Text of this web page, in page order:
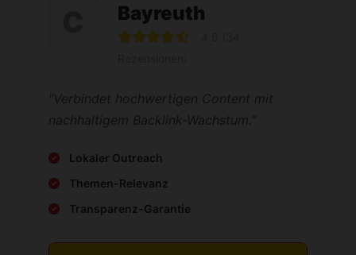
Bayreuth
"Verbindet hochwertigen Content mit
nachhaltigem Backlink-Wachstum."
Lokaler Outreach
Themen-Relevanz
Transparenz-Garantie